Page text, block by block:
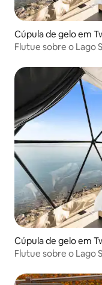
Cúpula de gelo em
Flutue sobre o Lago
Cúpula de gelo em
Flutue sobre o Lago